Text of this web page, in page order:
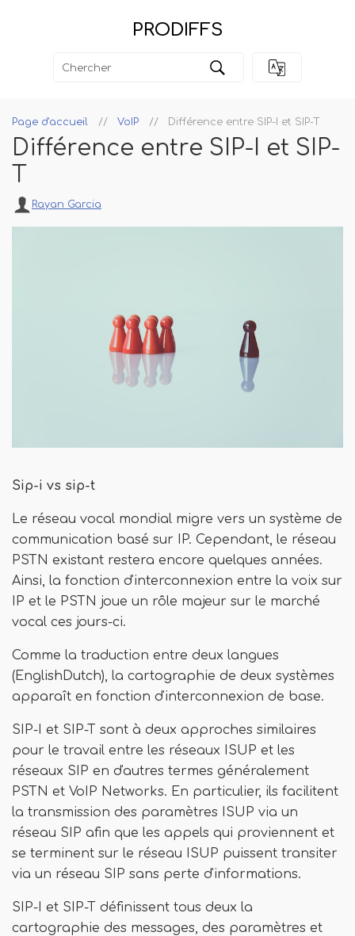
PRODIFFS
Page d'accueil VoIP Différence entre SIP-I et SIP-T
Différence entre SIP-I et SIP-
T
Rayan Garcia
Sip-i vs sip-t
Le réseau vocal mondial migre vers un système de
communication basé sur IP. Cependant, le réseau
PSTN existant restera encore quelques années.
Ainsi, la fonction d'interconnexion entre la voix sur
IP et le PSTN joue un rôle majeur sur le marché
vocal ces jours-ci.
Comme la traduction entre deux langues
(EnglishDutch), la cartographie de deux systèmes
apparaît en fonction d'interconnexion de base.
SIP-I et SIP-T sont à deux approches similaires
pour le travail entre les réseaux ISUP et les
réseaux SIP en d'autres termes généralement
PSTN et VoIP Networks. En particulier, ils facilitent
la transmission des paramètres ISUP via un
réseau SIP afin que les appels qui proviennent et
se terminent sur le réseau ISUP puissent transiter
via un réseau SIP sans perte d'informations.
SIP-I et SIP-T définissent tous deux la
cartographie des messages, des paramètres et